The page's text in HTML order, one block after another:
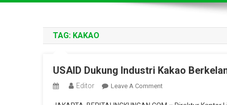
TAG: KAKAO
USAID Dukung Industri Kakao
Editor Leave A CommentOn